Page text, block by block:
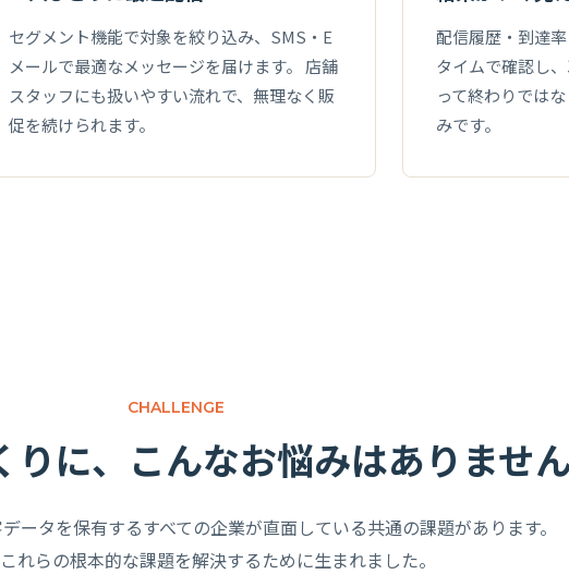
セグメント機能で対象を絞り込み、SMS・E
メールで最適なメッセージを届けます。 店舗
スタッフにも扱いやすい流れで、無理なく販
促を続けられます。
配信履歴・到達
タイムで確認し
って終わりでは
みです。
CHALLENGE
りに、こんなお悩みはありませ
ータを保有するすべての企業が直面している共通の課題があります。
れらの根本的な課題を解決するために生まれました。